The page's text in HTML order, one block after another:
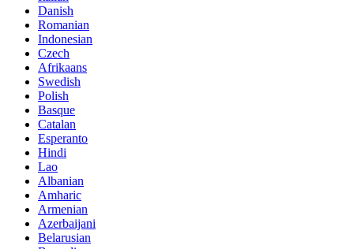
Danish
Romanian
Indonesian
Czech
Afrikaans
Swedish
Polish
Basque
Catalan
Esperanto
Hindi
Lao
Albanian
Amharic
Armenian
Azerbaijani
Belarusian